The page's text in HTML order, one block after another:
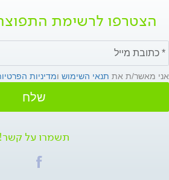
הצטרפו לרשימת
אני מאשר/ת את תנאי השימוש ומדיניות
שלח
תשמרו על קשר!